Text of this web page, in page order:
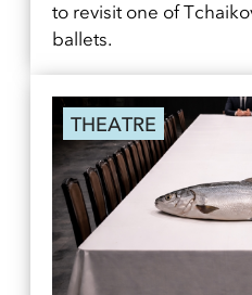
to revisit one of
ballets.
THEATRE